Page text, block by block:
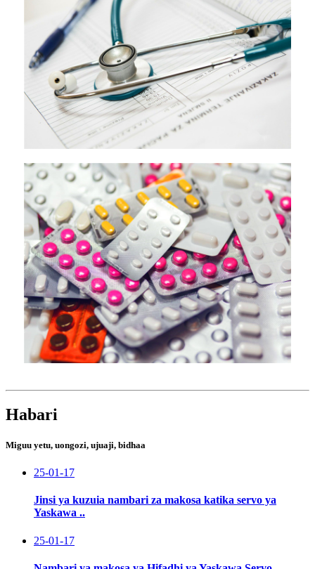
Habari
Miguu yetu, uongozi, ujuaji, bidhaa
25-01-17
Jinsi ya kuzuia nambari za makosa katika servo ya
Yaskawa ..
25-01-17